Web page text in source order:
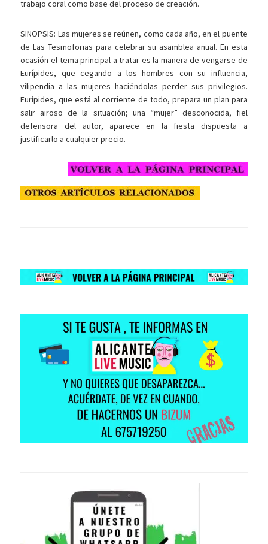
trabajo coral como base del proceso de creación.
SINOPSIS: Las mujeres se reúnen, como cada año, en el puente
de Las Tesmoforias para celebrar su asamblea anual. En esta
ocasión el tema principal a tratar es la manera de vengarse de
Eurípides, que cegando a los hombres con su influencia,
vilipendia a las mujeres haciéndolas perder sus privilegios.
Eurípides, que está al corriente de todo, prepara un plan para
salir airoso de la situación; una “mujer” desconocida, fiel
defensora del autor, aparece en la fiesta dispuesta a
justificarlo a cualquier precio.